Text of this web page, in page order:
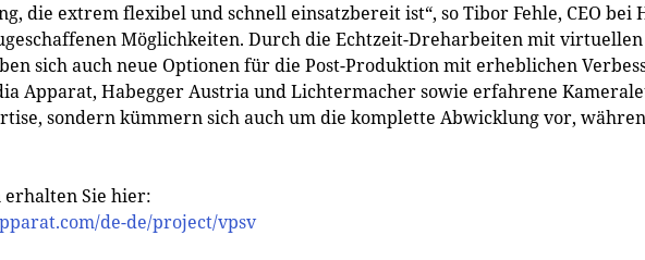
die extrem flexibel und schnell einsatzbereit ist“, so Tibor Fehle, CEO bei
Möglichkeiten. Durch die Echtzeit-Dreharbeiten mit virtuellen
sich auch neue Optionen für die Post-Produktion mit erheblichen
Apparat, Habegger Austria und Lichtermacher sowie erfahrene
sondern kümmern sich auch um die komplette Abwicklung vor,
Sie hier:
de-de/project/vpsv